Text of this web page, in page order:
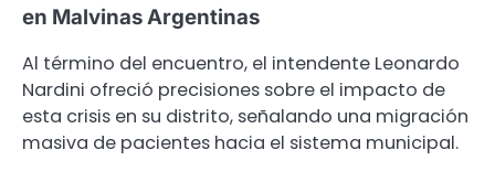
en Malvinas Argentinas
Al término del encuentro, el intendente Leonardo
Nardini ofreció precisiones sobre el impacto de
esta crisis en su distrito, señalando una migración
masiva de pacientes hacia el sistema municipal.